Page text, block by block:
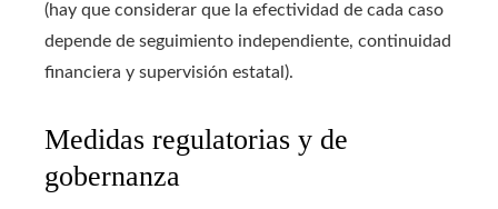
(hay que considerar que la efectividad de cada caso
depende de seguimiento independiente, continuidad
financiera y supervisión estatal).
Medidas regulatorias y de
gobernanza